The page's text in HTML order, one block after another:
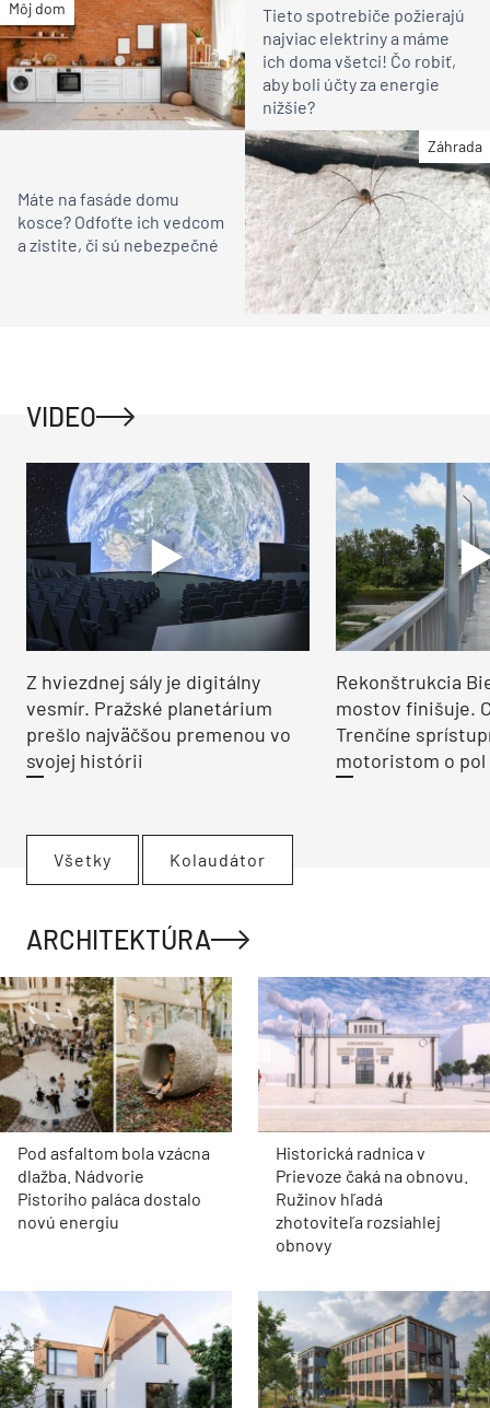
Môj dom
Tieto spotrebiče požierajú
najviac elektriny a máme
ich doma všetci! Čo robiť,
aby boli účty za energie
nižšie?
Záhrada
Máte na fasáde domu
kosce? Odfoťte ich vedcom
a zistite, či sú nebezpečné
VIDEO
Z hviezdnej sály je digitálny
vesmír. Pražské planetárium
prešlo najväčšou premenou vo
svojej histórii
Rekonštrukcia
mostov finišuje.
Trenčíne
motoristom o pol
Všetky Kolaudátor
ARCHITEKTÚRA
Pod asfaltom bola vzácna
dlažba. Nádvorie
Pistoriho paláca dostalo
novú energiu
Historická radnica v
Prievoze čaká na obnovu.
Ružinov hľadá
zhotoviteľa rozsiahlej
obnovy